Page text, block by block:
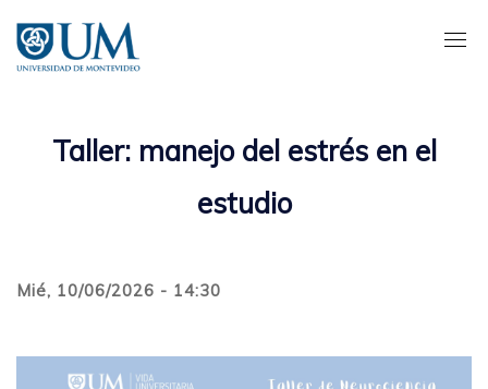
contenido
principal
Taller: manejo del estrés en el
estudio
Mié, 10/06/2026 - 14:30